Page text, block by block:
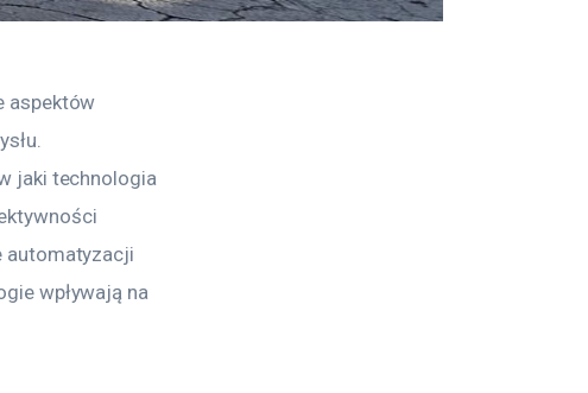
aspektów
jaki technologia
automatyzacji
wpływają na